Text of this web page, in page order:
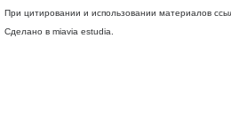
При цитировании и использовании материалов
Сделано в miavia estudia.